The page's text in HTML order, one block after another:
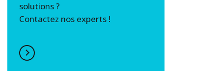
solutions ?
Contactez nos experts !